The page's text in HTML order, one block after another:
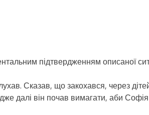
підтвердженням описаної
Сказав, що закохався, через
далі він почав вимагати, аби